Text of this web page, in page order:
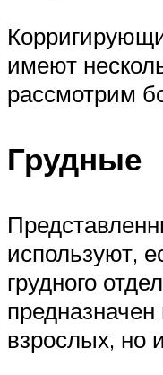
имеют
рассмотрим
Грудные
используют,
грудного
взрослых, но